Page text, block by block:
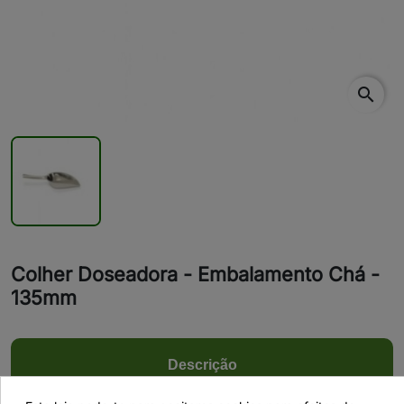
search
Colher Doseadora - Embalamento Chá -
135mm
Descrição